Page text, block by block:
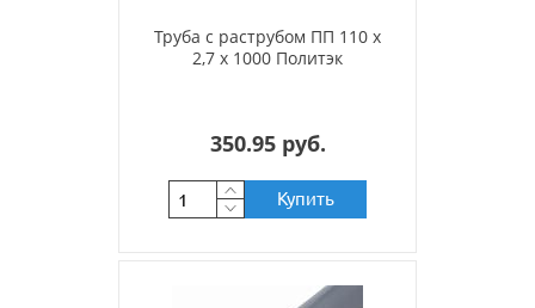
Труба с раструбом ПП 110 х
2,7 х 1000 Политэк
350.95 руб.
Купить